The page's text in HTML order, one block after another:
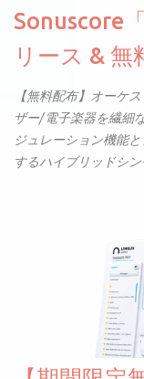
Sonuscore
リース & 無
【無料配布】オーケ
ザー/電子楽器を繊細
ジュレーション機能
するハイブリッドシ
えるようになってい
より音色が作りこま
グラムされているプ
とももちろんできま
度サンプリングして
ELYSIONは違います
複数のベロシティレ